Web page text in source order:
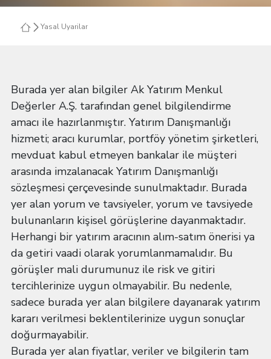
Yasal Uyarilar
Burada yer alan bilgiler Ak Yatırım Menkul
Değerler A.Ş. tarafından genel bilgilendirme
amacı ile hazırlanmıştır. Yatırım Danışmanlığı
hizmeti; aracı kurumlar, portföy yönetim şirketleri,
mevduat kabul etmeyen bankalar ile müşteri
arasında imzalanacak Yatırım Danışmanlığı
sözleşmesi çerçevesinde sunulmaktadır. Burada
yer alan yorum ve tavsiyeler, yorum ve tavsiyede
bulunanların kişisel görüşlerine dayanmaktadır.
Herhangi bir yatırım aracının alım-satım önerisi ya
da getiri vaadi olarak yorumlanmamalıdır. Bu
görüşler mali durumunuz ile risk ve gitiri
tercihlerinize uygun olmayabilir. Bu nedenle,
sadece burada yer alan bilgilere dayanarak yatırım
kararı verilmesi beklentilerinize uygun sonuçlar
doğurmayabilir.
Burada yer alan fiyatlar, veriler ve bilgilerin tam